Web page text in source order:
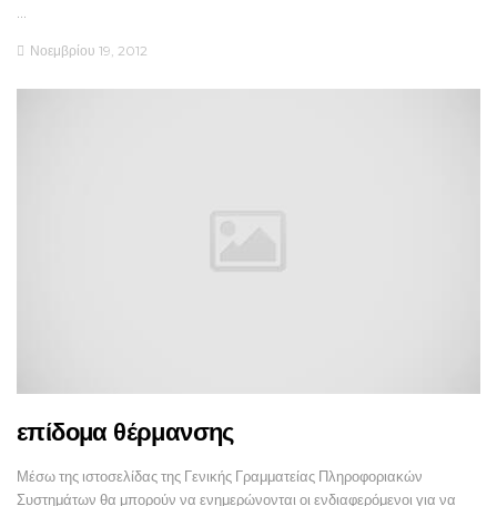
Νοεμβρίου 19, 2012
επίδομα θέρμανσης
Μέσω της ιστοσελίδας της Γενικής Γραμματείας Πληροφοριακών
Συστημάτων θα μπορούν να ενημερώνονται οι ενδιαφερόμενοι για να